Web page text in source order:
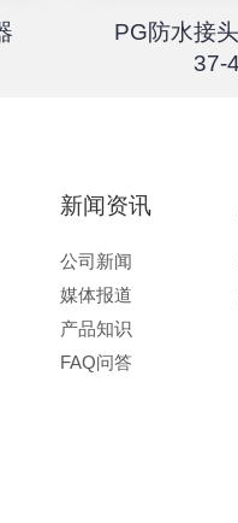
PG防水接
37-
新闻资讯
公司新闻
媒体报道
产品知识
FAQ问答